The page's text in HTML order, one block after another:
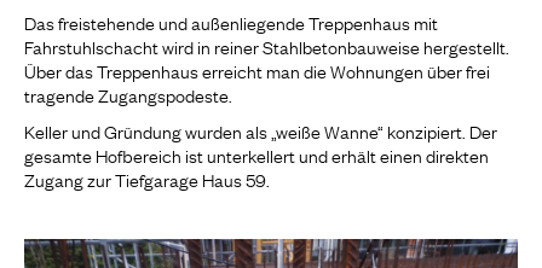
Das freistehende und außenliegende Treppenhaus mit
Fahrstuhlschacht wird in reiner Stahlbetonbauweise hergestellt.
Über das Treppenhaus erreicht man die Wohnungen über frei
tragende Zugangspodeste.
Keller und Gründung wurden als „weiße Wanne“ konzipiert. Der
gesamte Hofbereich ist unterkellert und erhält einen direkten
Zugang zur Tiefgarage Haus 59.